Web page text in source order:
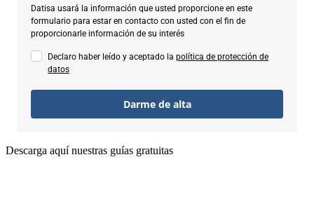
Datisa usará la información que usted proporcione en este
formulario para estar en contacto con usted con el fin de
proporcionarle información de su interés
Declaro haber leído y aceptado la política de protección de
datos
Darme de alta
Descarga aquí nuestras guías gratuitas